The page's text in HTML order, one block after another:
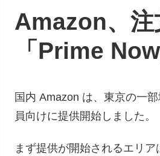
Amazon、注
「Prime
国内 Amazon は、東京の一
員向けに提供開始しました。
まず提供が開始されるエリ